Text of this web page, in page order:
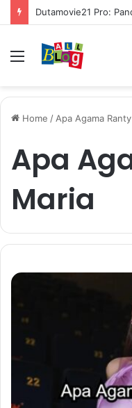
Menu
Home / Apa Agama
Apa
Maria